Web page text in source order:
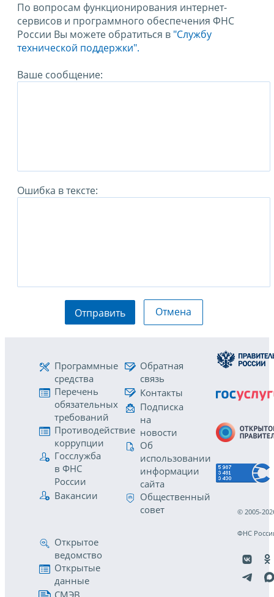
По вопросам функционирования интернет-
сервисов и программного обеспечения ФНС
России Вы можете обратиться в "Службу
технической поддержки".
Ваше сообщение:
Ошибка в тексте:
Отправить Отмена
Программные
средства
Перечень
обязательных
требований
Противодействие
коррупции
Госслужба
в ФНС
России
Вакансии
Обратная
связь
Контакты
Подписка
на
новости
Об
использовании
информации
сайта
Общественный
совет
Открытое
ведомство
Открытые
данные
© 2005-
ФНС